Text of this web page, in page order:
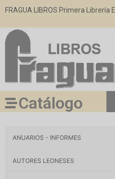
FRAGUA LIBROS Primera
Catálogo
ANUARIOS - INFORMES
AUTORES LEONESES